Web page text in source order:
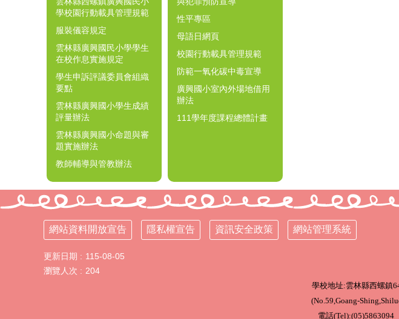
學校園行動載具管理規範
服裝儀容規定
雲林縣廣興國民小學學生
在校作息實施規定
學生申訴評議委員會組織
要點
雲林縣廣興國小學生成績
評量辦法
雲林縣廣興國小命題與審
題實施辦法
教師輔導與管教辦法
性平專區
母語日網頁
校園行動載具管理規範
防範一氧化碳中毒宣導
廣興國小室內外場地借用
辦法
111學年度課程總體計畫
網站資料開放宣告 隱私權宣告 資訊安全政策 網站管理系統
更新日期
115-08-05
瀏覽人次
204
學校地址:雲林縣西螺鎮
(No.59,Goang-
電話